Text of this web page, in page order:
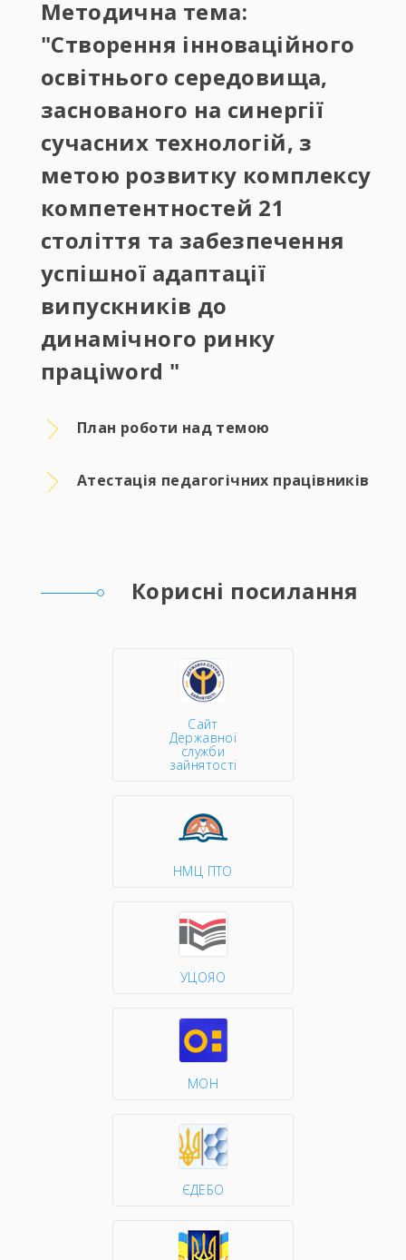
Методична тема:
"Створення інноваційного
освітнього середовища,
заснованого на синергії
сучасних технологій, з
метою розвитку комплексу
компетентностей 21
століття та забезпечення
успішної адаптації
випускників до
динамічного ринку
праціword "
План роботи над темою
Атестація педагогічних працівників
Корисні посилання
Сайт
Державної
служби
зайнятості
НМЦ ПТО
УЦОЯО
МОН
ЄДЕБО